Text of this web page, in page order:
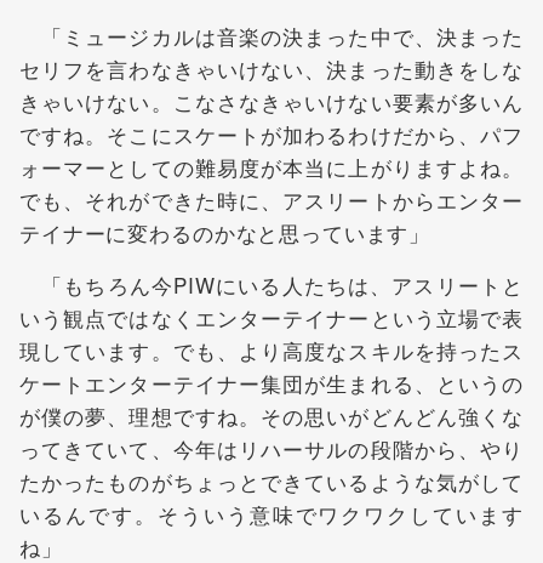
「ミュージカルは音楽の決まった中で、決まった
セリフを言わなきゃいけない、決まった動きをしな
きゃいけない。こなさなきゃいけない要素が多いん
ですね。そこにスケートが加わるわけだから、パフ
ォーマーとしての難易度が本当に上がりますよね。
でも、それができた時に、アスリートからエンター
テイナーに変わるのかなと思っています」
「もちろん今PIWにいる人たちは、アスリートと
いう観点ではなくエンターテイナーという立場で表
現しています。でも、より高度なスキルを持ったス
ケートエンターテイナー集団が生まれる、というの
が僕の夢、理想ですね。その思いがどんどん強くな
ってきていて、今年はリハーサルの段階から、やり
たかったものがちょっとできているような気がして
いるんです。そういう意味でワクワクしています
ね」